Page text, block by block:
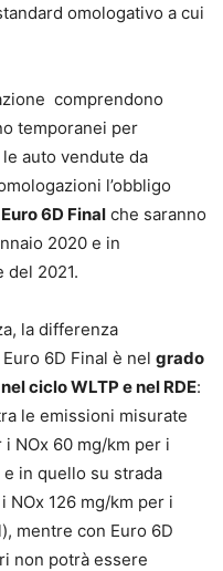
omologativo a cui
comprendono
temporanei per
auto vendute da
l’obbligo
Euro 6D Final che saranno
2020 e in
del 2021.
la differenza
6D Final è nel grado
ciclo WLTP e nel RDE:
le emissioni misurate
NOx 60 mg/km per i
in quello su strada
NOx 126 mg/km per i
mentre con Euro 6D
non potrà essere